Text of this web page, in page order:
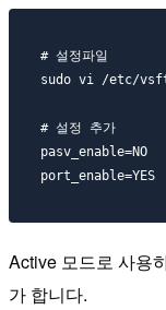
# 설정파일
sudo vi /etc/
# 설정 추가
pasv_enable=NO
port_enable=YES
Active 모드로 사용
가 합니다.